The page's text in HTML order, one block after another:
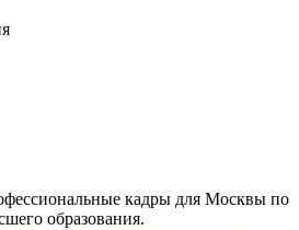
кадры для Москвы по
образования.